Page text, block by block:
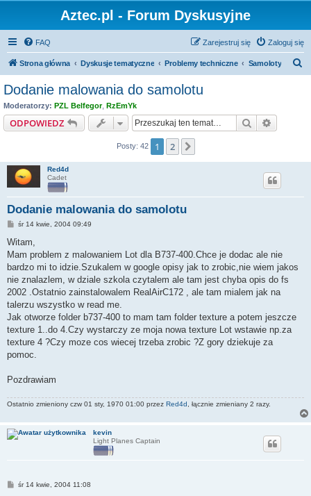
Aztec.pl - Forum Dyskusyjne
FAQ Zaloguj się
Zarejestruj się
Strona główna Dyskusje tematyczne Problemy techniczne Samoloty
Dodanie malowania do samolotu
Moderatorzy: PZL Belfegor, RzEmYk
ODPOWIEDZ Szukaj
Posty: 42 1 2
Red4d
Cadet
Dodanie malowania do samolotu
P
s
śr 14 kwie, 2004 09:49
Witam,
Mam problem z malowaniem Lot dla B737-400.Chce je dodac ale nie
bardzo mi to idzie.Szukalem w google opisy jak to zrobic,nie wiem jakos
nie znalazlem, w dziale szkola czytalem ale tam jest chyba opis do fs
2002 .Ostatnio zainstalowalem RealAirC172 , ale tam mialem jak na
talerzu wszystko w read me.
Jak otworze folder b737-400 to mam tam folder texture a potem jeszcze
texture 1..do 4.Czy wystarczy ze moja nowa texture Lot wstawie np.za
texture 4 ?Czy moze cos wiecej trzeba zrobic ?Z gory dziekuje za
pomoc.
Pozdrawiam
Ostatnio zmieniony czw 01 sty, 1970 01:00 przez Red4d , łącznie zmieniany 2 razy.
kevin
Light Planes Captain
Pśr 14 kwie, 2004 11:08